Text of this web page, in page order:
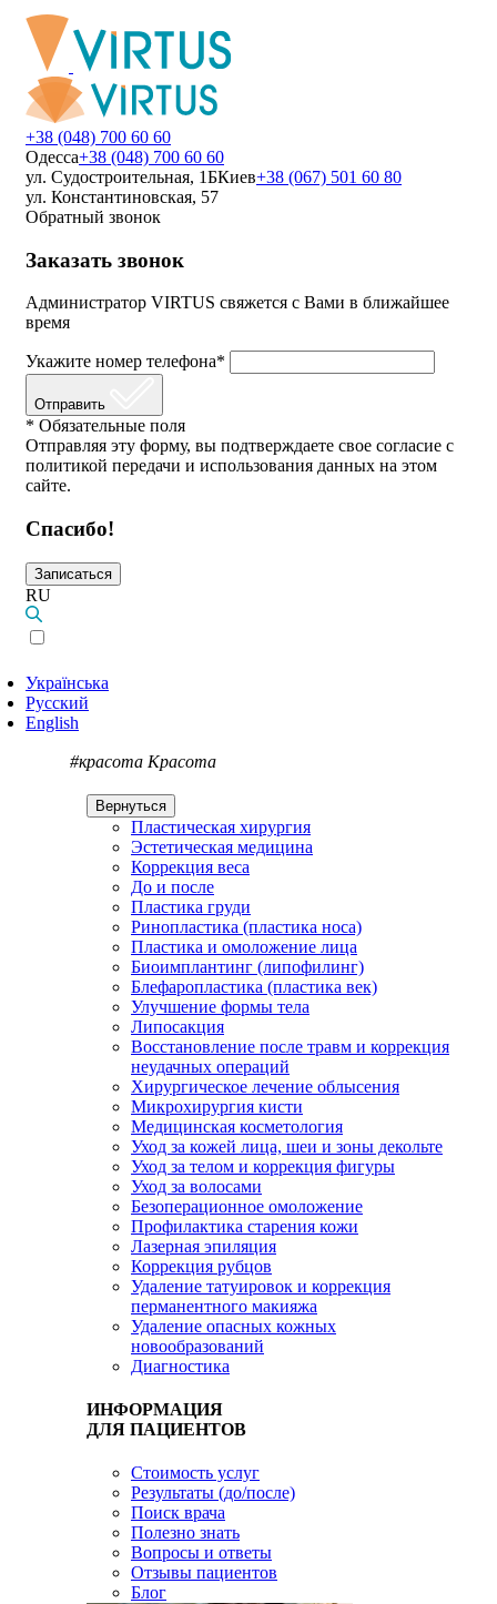
+38 (048) 700 60 60
Одесса+38 (048) 700 60 60
ул. Судостроительная, 1БКиев+38 (067) 501 60 80
ул. Константиновская, 57
Обратный звонок
Заказать звонок
Администратор VIRTUS свяжется с Вами в ближайшее
время
Укажите номер телефона*
Отправить
* Обязательные поля
Отправляя эту форму, вы подтверждаете свое согласие с
политикой передачи и использования данных на этом
сайте.
Спасибо!
Записаться
RU
Українська
Русский
English
#красота Красота
Вернуться
Пластическая хирургия
Эстетическая медицина
Коррекция веса
До и после
Пластика груди
Ринопластика (пластика носа)
Пластика и омоложение лица
Биоимплантинг (липофилинг)
Блефаропластика (пластика век)
Улучшение формы тела
Липосакция
Восстановление после травм и коррекция
неудачных операций
Хирургическое лечение облысения
Микрохирургия кисти
Медицинская косметология
Уход за кожей лица, шеи и зоны декольте
Уход за телом и коррекция фигуры
Уход за волосами
Безоперационное омоложение
Профилактика старения кожи
Лазерная эпиляция
Коррекция рубцов
Удаление татуировок и коррекция
перманентного макияжа
Удаление опасных кожных
новообразований
Диагностика
ИНФОРМАЦИЯ
ДЛЯ ПАЦИЕНТОВ
Стоимость услуг
Результаты (до/после)
Поиск врача
Полезно знать
Вопросы и ответы
Отзывы пациентов
Блог